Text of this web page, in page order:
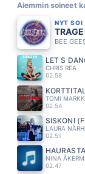
Aiemmin soineet
NYT SOI
BEE
LET S
CHRIS REA
02.58
TOMI
02.54
SISKONI
LAURA NÄRHI
02.51
NINA
02.47